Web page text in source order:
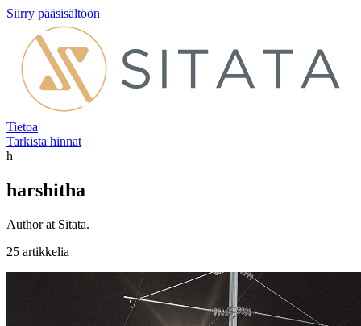
Siirry pääsisältöön
Tietoa
Tarkista hinnat
h
harshitha
Author at Sitata.
25 artikkelia